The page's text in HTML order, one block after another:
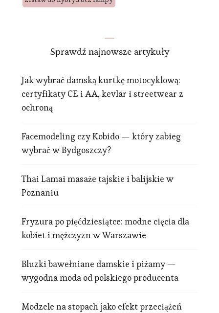
Sprawdź najnowsze artykuły
Jak wybrać damską kurtkę motocyklową:
certyfikaty CE i AA, kevlar i streetwear z
ochroną
Facemodeling czy Kobido — który zabieg
wybrać w Bydgoszczy?
Thai Lamai masaże tajskie i balijskie w
Poznaniu
Fryzura po pięćdziesiątce: modne cięcia dla
kobiet i mężczyzn w Warszawie
Bluzki bawełniane damskie i piżamy —
wygodna moda od polskiego producenta
Modzele na stopach jako efekt przeciążeń